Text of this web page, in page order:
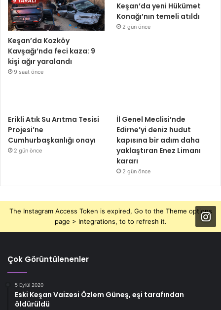
Keşan’da Kozköy
Kavşağı’nda feci kaza: 9
kişi ağır yaralandı
9 saat önce
Keşan’da yeni Hükümet
Konağı’nın temeli atıldı
2 gün önce
Erikli Atık Su Arıtma Tesisi
Projesi’ne
Cumhurbaşkanlığı onayı
2 gün önce
İl Genel Meclisi’nde
Edirne’yi deniz hudut
kapısına bir adım daha
yaklaştıran Enez Limanı
kararı
2 gün önce
The Instagram Access Token is expired, Go to the Theme options
page > Integrations, to to refresh it.
Çok Görüntülenenler
5 Eylül 2020
Eski Keşan Vaizesi Özlem Güneş, eşi tarafından
öldürüldü